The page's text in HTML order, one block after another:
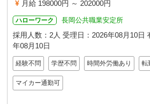
月給 198000円 ～ 202000円
ハローワーク 長岡公共職業安定所
採用人数：2人 受理日： 2026年08月10日
年08月10日
経験不問 学歴不問 時間外労働あり 転
マイカー通勤可